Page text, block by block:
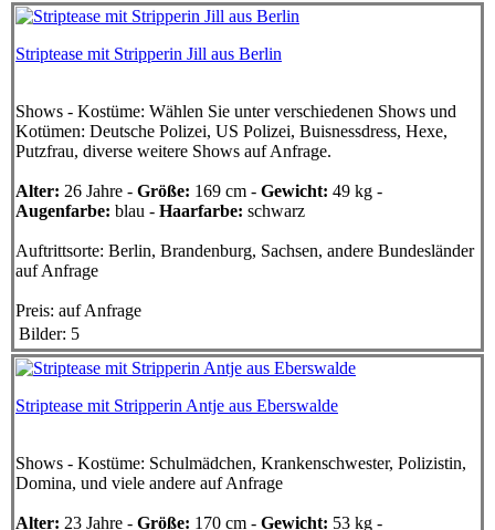
Striptease mit Stripperin Jill aus Berlin
Shows - Kostüme: Wählen Sie unter verschiedenen Shows und
Kotümen: Deutsche Polizei, US Polizei, Buisnessdress, Hexe,
Putzfrau, diverse weitere Shows auf Anfrage.
Alter: 26 Jahre - Größe: 169 cm - Gewicht: 49 kg -
Augenfarbe: blau - Haarfarbe: schwarz
Auftrittsorte: Berlin, Brandenburg, Sachsen, andere Bundesländer
auf Anfrage
Preis: auf Anfrage
Bilder: 5
Striptease mit Stripperin Antje aus Eberswalde
Shows - Kostüme: Schulmädchen, Krankenschwester, Polizistin,
Domina, und viele andere auf Anfrage
Alter: 23 Jahre - Größe: 170 cm - Gewicht: 53 kg -